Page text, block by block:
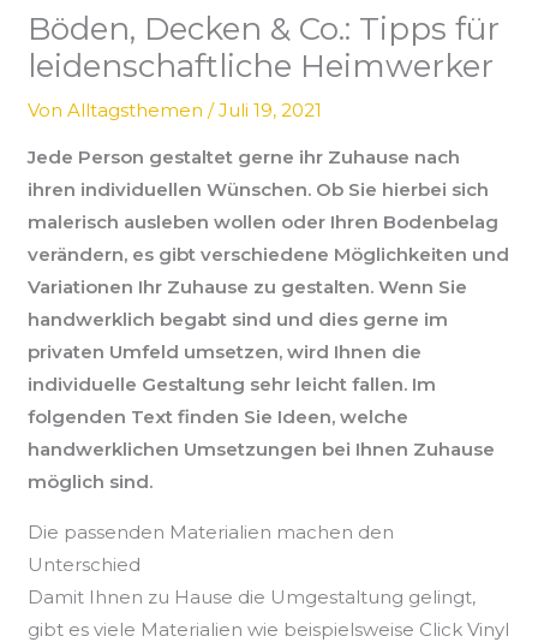
Böden, Decken & Co.: Tipps für
leidenschaftliche Heimwerker
VonAlltagsthemen/Juli 19, 2021
Jede Person gestaltet gerne ihr Zuhause nach
ihren individuellen Wünschen. Ob Sie hierbei sich
malerisch ausleben wollen oder Ihren Bodenbelag
verändern, es gibt verschiedene Möglichkeiten und
Variationen Ihr Zuhause zu gestalten. Wenn Sie
handwerklich begabt sind und dies gerne im
privaten Umfeld umsetzen, wird Ihnen die
individuelle Gestaltung sehr leicht fallen. Im
folgenden Text finden Sie Ideen, welche
handwerklichen Umsetzungen bei Ihnen Zuhause
möglich sind.
Die passenden Materialien machen den
Unterschied
Damit Ihnen zu Hause die Umgestaltung gelingt,
gibt es viele Materialien wie beispielsweise Click Vinyl